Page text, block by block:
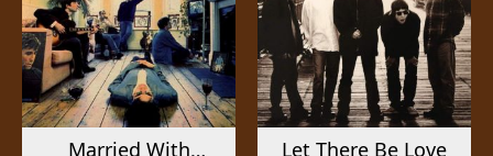
Married With
Let There Be Love